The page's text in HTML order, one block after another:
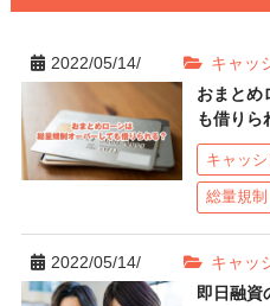
キャッ
2022/05/14/
おまとめ
も借りら
キャッ
総量規制
キャッ
2022/05/14/
即日融資